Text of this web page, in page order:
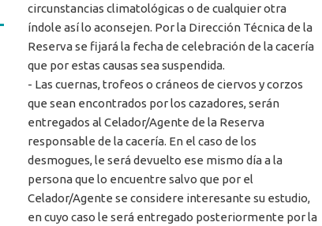
circunstancias climatológicas o de cualquier otra
índole así lo aconsejen. Por la Dirección Técnica de la
Reserva se fijará la fecha de celebración de la cacería
que por estas causas sea suspendida.
- Las cuernas, trofeos o cráneos de ciervos y corzos
que sean encontrados por los cazadores, serán
entregados al Celador/Agente de la Reserva
responsable de la cacería. En el caso de los
desmogues, le será devuelto ese mismo día a la
persona que lo encuentre salvo que por el
Celador/Agente se considere interesante su estudio,
en cuyo caso le será entregado posteriormente por la